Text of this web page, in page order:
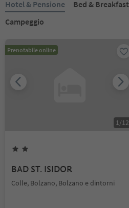
Hotel & Pensione Bed & Breakfast
Campeggio
Prenotabile online
1/12
BAD ST. ISIDOR
Colle, Bolzano, Bolzano e dintorni